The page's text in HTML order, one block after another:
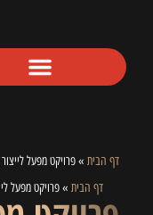
דף הבית »פרויקט מפעל
דף הבית »פרויקט מפעל